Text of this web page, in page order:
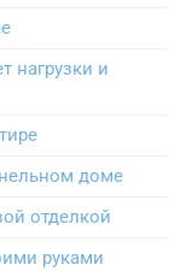
нагрузки и
доме
отделкой
руками